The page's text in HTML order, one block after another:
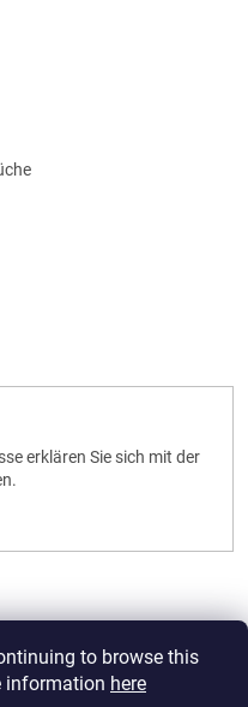
to browse this
information here
erklären Sie sich mit der